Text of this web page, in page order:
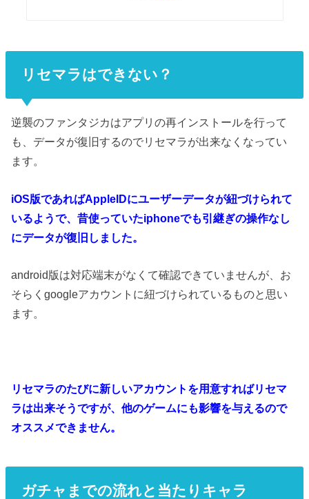
リセマラはできない？
逆襲のファンタジカはアプリの再インストールを行って
も、データが復旧するのでリセマラが出来なくなってい
ます。
iOS版であればAppleIDにユーザーデータが紐づけられて
いるようで、昔使っていたiphoneでも引継ぎの操作なし
にデータが復旧しました。
android版は対応端末がなくて確認できていませんが、お
そらくgoogleアカウントに紐づけられているものと思い
ます。
リセマラのたびに新しいアカウントを用意すればリセマ
ラは出来そうですが、他のゲームにも影響を与えるので
オススメできません。
ガチャまでの流れと当たりキャラ